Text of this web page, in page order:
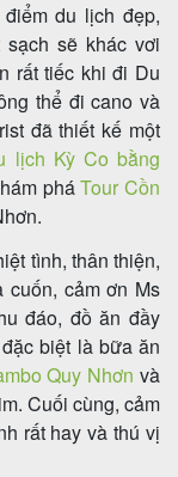
du lịch đẹp,
sẽ khác vơi
rất tiếc khi đi Du
thể đi cano và
đã thiết kế một
lịch Kỳ Co bằng
pháTour Cồn
tình, thân thiện,
cuốn, cảm ơn Ms
đáo, đồ ăn đầy
biệt là bữa ăn
Quy Nhơn và
Cuối cùng, cảm
rất hay và thú vị